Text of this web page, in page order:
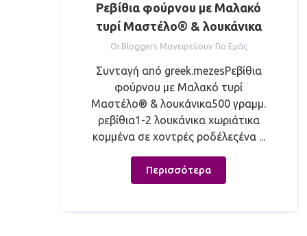
Ρεβίθια φούρνου με Μαλακό
τυρί Μαστέλο® & λουκάνικα
Οι Bloggers Μαγειρεύουν Για Εμάς
Συνταγή από greek.mezesΡεβίθια
φούρνου με Μαλακό τυρί
Μαστέλο® & λουκάνικα500 γραμμ.
ρεβίθια1-2 λουκάνικα χωριάτικα
κομμένα σε χοντρές ροδέλεςένα ...
Περισσότερα